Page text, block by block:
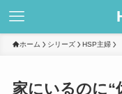
ホーム シリーズ HSP主婦
家にいるのに“